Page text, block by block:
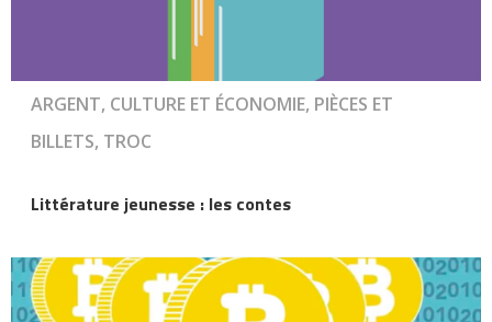
ARGENT, CULTURE ET ÉCONOMIE, PIÈCES ET
BILLETS, TROC
Littérature jeunesse : les contes